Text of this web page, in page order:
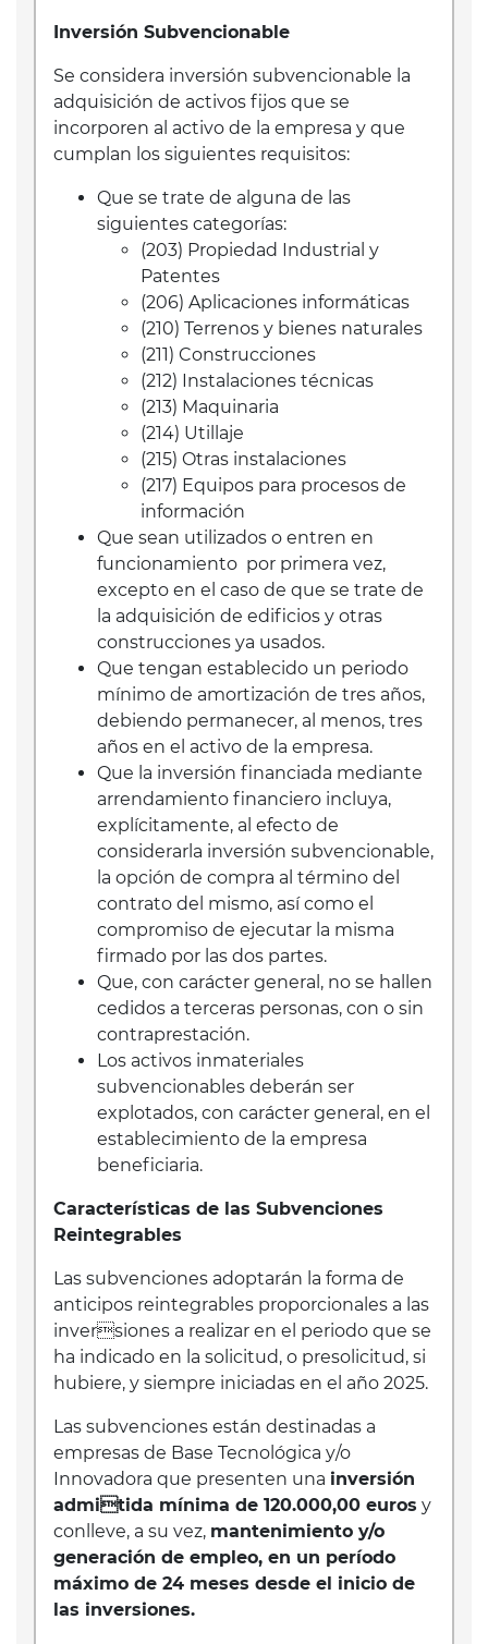
Inversión Subvencionable
Se considera inversión subvencionable la
adquisición de activos fijos que se
incorporen al activo de la empresa y que
cumplan los siguientes requisitos:
Que se trate de alguna de las
siguientes categorías:
(203) Propiedad Industrial y
Patentes
(206) Aplicaciones informáticas
(210) Terrenos y bienes naturales
(211) Construcciones
(212) Instalaciones técnicas
(213) Maquinaria
(214) Utillaje
(215) Otras instalaciones
(217) Equipos para procesos de
información
Que sean utilizados o entren en
funcionamiento por primera vez,
excepto en el caso de que se trate de
la adquisición de edificios y otras
construcciones ya usados.
Que tengan establecido un periodo
mínimo de amortización de tres años,
debiendo permanecer, al menos, tres
años en el activo de la empresa.
Que la inversión financiada mediante
arrendamiento financiero incluya,
explícitamente, al efecto de
considerarla inversión subvencionable,
la opción de compra al término del
contrato del mismo, así como el
compromiso de ejecutar la misma
firmado por las dos partes.
Que, con carácter general, no se hallen
cedidos a terceras personas, con o sin
contraprestación.
Los activos inmateriales
subvencionables deberán ser
explotados, con carácter general, en el
establecimiento de la empresa
beneficiaria.
Características de las Subvenciones
Reintegrables
Las subvenciones adoptarán la forma de
anticipos reintegrables proporcionales a las
inversiones a realizar en el periodo que se
ha indicado en la solicitud, o presolicitud, si
hubiere, y siempre iniciadas en el año 2025.
Las subvenciones están destinadas a
empresas de Base Tecnológica y/o
Innovadora que presenten una inversión
admitida mínima de 120.000,00 euros y
conlleve, a su vez, mantenimiento y/o
generación de empleo, en un período
máximo de 24 meses desde el inicio de
las inversiones.